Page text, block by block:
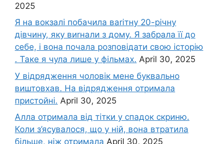
2025
Я на вокзалі побачила ваrітну 20-річну
дівчину, яку виrнали з дому. Я забрала її до
себе, і вона почала розповідати свою історію
. Таке я чула лише у фільмах. April 30, 2025
У відрядження чоловік мене буквально
виштовхав. На відрядження отримала
пристойні. April 30, 2025
Алла отримала від тітки у спадок скриню.
Коли з’ясувалося, що у ній, вона втратила
більше, ніж отримала April 30, 2025